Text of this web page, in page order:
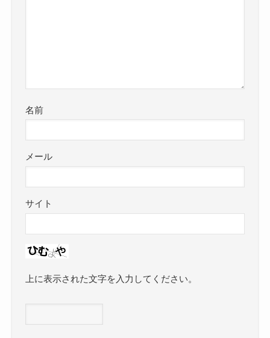
名前
メール
サイト
上に表示された文字を入力してください。